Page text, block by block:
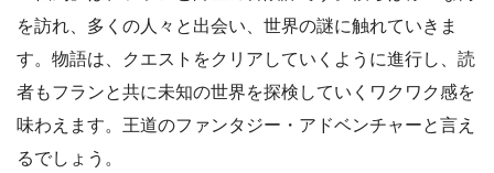
を訪れ、多くの人々と出会い、世界の謎に触れていきま
す。物語は、クエストをクリアしていくように進行し、読
者もフランと共に未知の世界を探検していくワクワク感を
味わえます。王道のファンタジー・アドベンチャーと言え
るでしょう。